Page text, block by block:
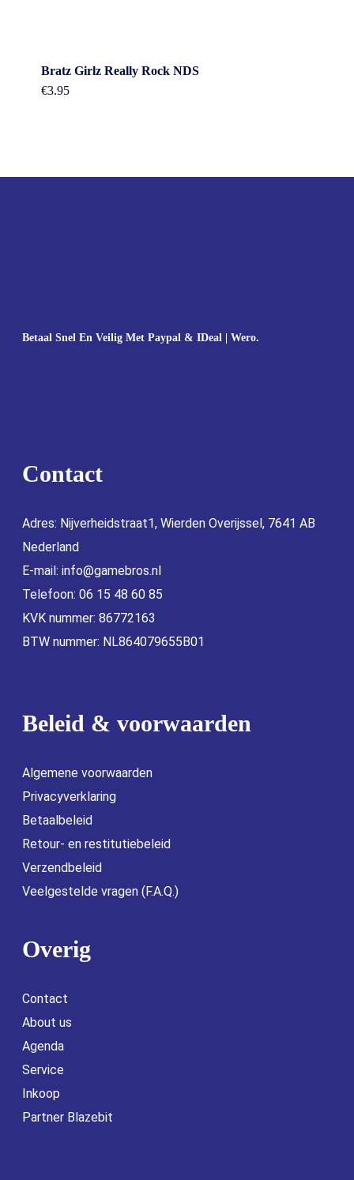
Bratz Girlz Really Rock NDS
€3.95
Betaal Snel En Veilig Met Paypal & IDeal | Wero.
Contact
Adres: Nijverheidstraat1, Wierden Overijssel, 7641 AB
Nederland
E-mail: info@gamebros.nl
Telefoon: 06 15 48 60 85
KVK nummer: 86772163
BTW nummer: NL864079655B01
Beleid & voorwaarden
Algemene voorwaarden
Privacyverklaring
Betaalbeleid
Retour- en restitutiebeleid
Verzendbeleid
Veelgestelde vragen (F.A.Q.)
Overig
Contact
About us
Agenda
Service
Inkoop
Partner Blazebit